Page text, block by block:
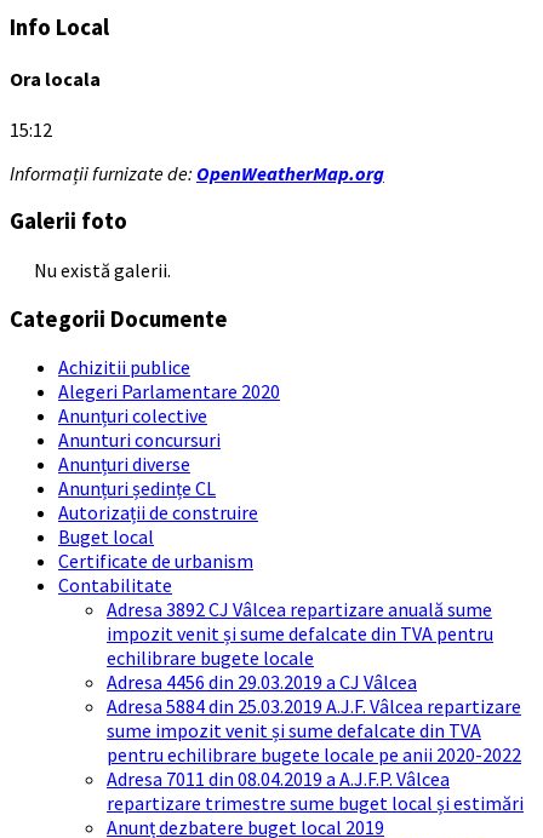
Info Local
Ora locala
15:12
Informații furnizate de: OpenWeatherMap.org
Galerii foto
Nu există galerii.
Categorii Documente
Achizitii publice
Alegeri Parlamentare 2020
Anunțuri colective
Anunturi concursuri
Anunțuri diverse
Anunțuri ședințe CL
Autorizații de construire
Buget local
Certificate de urbanism
Contabilitate
Adresa 3892 CJ Vâlcea repartizare anuală sume
impozit venit și sume defalcate din TVA pentru
echilibrare bugete locale
Adresa 4456 din 29.03.2019 a CJ Vâlcea
Adresa 5884 din 25.03.2019 A.J.F. Vâlcea repartizare
sume impozit venit și sume defalcate din TVA
pentru echilibrare bugete locale pe anii 2020-2022
Adresa 7011 din 08.04.2019 a A.J.F.P. Vâlcea
repartizare trimestre sume buget local și estimări
Anunț dezbatere buget local 2019